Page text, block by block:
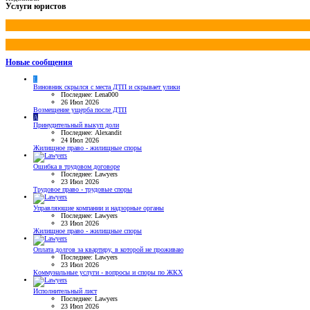
Услуги юристов
Новые сообщения
L
Виновник скрылся с места ДТП и скрывает улики
Последнее: Lena000
26 Июл 2026
Возмещение ущерба после ДТП
A
Принудительный выкуп доли
Последнее: Alexandit
24 Июл 2026
Жилищное право - жилищные споры
Ошибка в трудовом договоре
Последнее: Lawyers
23 Июл 2026
Трудовое право - трудовые споры
Управляющие компании и надзорные органы
Последнее: Lawyers
23 Июл 2026
Жилищное право - жилищные споры
Оплата долгов за квартиру, в которой не проживаю
Последнее: Lawyers
23 Июл 2026
Коммунальные услуги - вопросы и споры по ЖКХ
Исполнительный лист
Последнее: Lawyers
23 Июл 2026